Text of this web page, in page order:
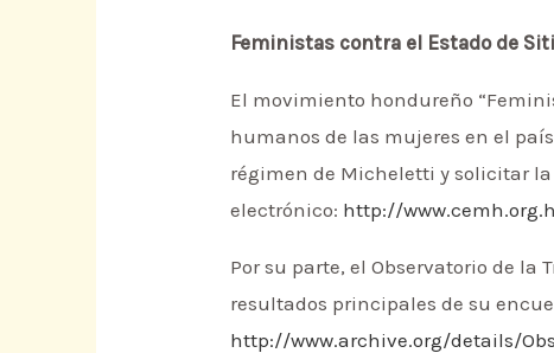
Feministas contra el Estado de
El movimiento hondureño
humanos de las mujeres en el
régimen de Micheletti y solicitar
electrónico: http://
Por su parte, el Observatorio de
resultados principales de su
http://www.archive.org/details/